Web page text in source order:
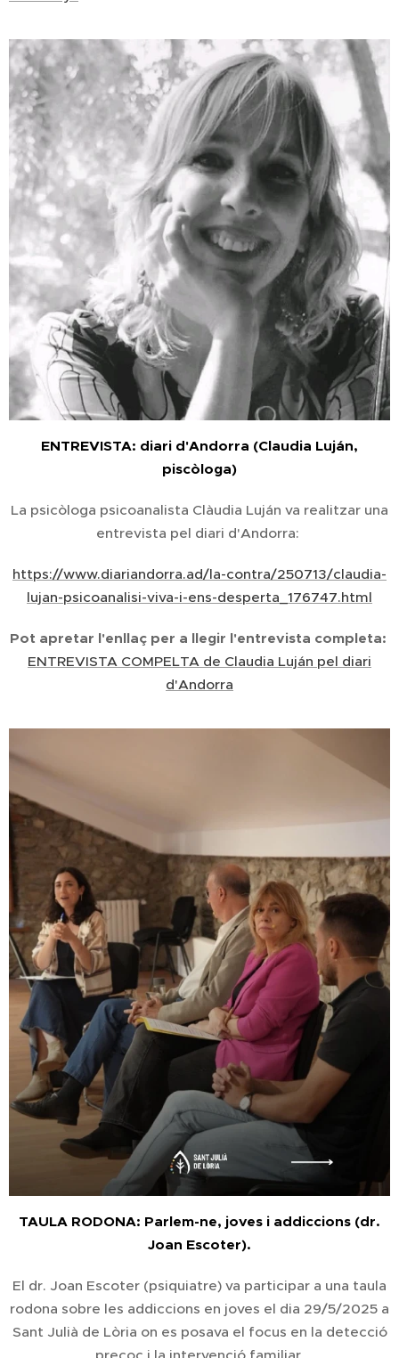
ENTREVISTA: diari d'Andorra (Claudia Luján,
piscòloga)
La psicòloga psicoanalista Clàudia Luján va realitzar una
entrevista pel diari d'Andorra:
https://www.diariandorra.ad/la-contra/250713/claudia-
lujan-psicoanalisi-viva-i-ens-desperta_176747.html
Pot apretar l'enllaç per a llegir l'entrevista completa:
ENTREVISTA COMPELTA de Claudia Luján pel diari
d'Andorra
TAULA RODONA: Parlem-ne, joves i addiccions (dr.
Joan Escoter).
El dr. Joan Escoter (psiquiatre) va participar a una taula
rodona sobre les addiccions en joves el dia 29/5/2025 a
Sant Julià de Lòria on es posava el focus en la detecció